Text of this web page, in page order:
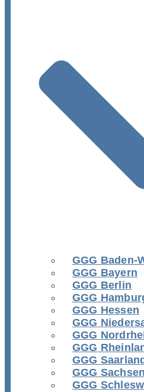
GGG Baden-
GGG Bayern
GGG Berlin
GGG
GGG Hessen
GGG
GGG
GGG
GGG Saarland
GGG Sachsen
GGG